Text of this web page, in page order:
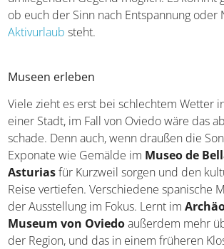
ob euch der Sinn nach Entspannung oder
Aktivurlaub steht.
Museen erleben
Viele zieht es erst bei schlechtem Wetter
einer Stadt, im Fall von Oviedo wäre das
schade. Denn auch, wenn draußen die
Exponate wie Gemälde im Museo de
Asturiasfür Kurzweil sorgen und den
Reise vertiefen. Verschiedene spanische
der Ausstellung im Fokus. Lernt im
Museum von Oviedoaußerdem mehr
der Region, und das in einem früheren